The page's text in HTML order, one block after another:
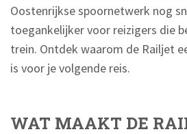
Oostenrijkse spoornetwerk nog
toegankelijker voor reizigers die
trein. Ontdek waarom de Railjet
is voor je volgende reis.
WAT MAAKT DE